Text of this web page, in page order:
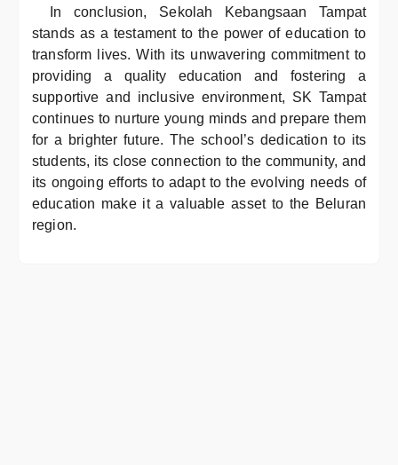
In conclusion, Sekolah Kebangsaan Tampat
stands as a testament to the power of education to
transform lives. With its unwavering commitment to
providing a quality education and fostering a
supportive and inclusive environment, SK Tampat
continues to nurture young minds and prepare them
for a brighter future. The school’s dedication to its
students, its close connection to the community, and
its ongoing efforts to adapt to the evolving needs of
education make it a valuable asset to the Beluran
region.